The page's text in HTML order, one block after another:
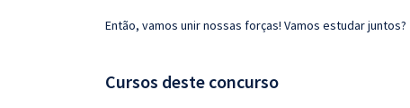
Questões grátisEntão, vamos unir nossas forças! Vamos estudar juntos?
Cursos deste concurso